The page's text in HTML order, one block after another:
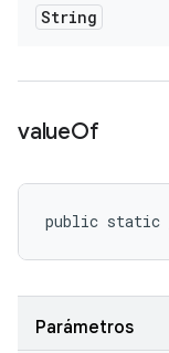
String
valueOf
public static
Parámetros